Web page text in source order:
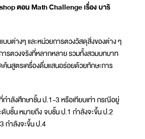
ตอน Math Challenge เรื่อง บาริ
บบต่างๆ และหน่วยการตวงวัสดุสิ่งของต่าง ๆ
ารตวงจริงที่หลากหลาย รวมทั้งสวมบทบาท
นสูตรเครื่องดื่มแสนอร่อยด้วยทักษะการ
กำลังศึกษาชั้น ป.1-3 หรือเทียบเท่า กรณีอยู่
ดับชั้น หมายถึง จบชั้น ป.1 กำลังจะขึ้น ป.2
กำลังจะขึ้น ป.4